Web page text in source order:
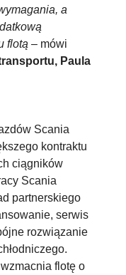
a
flotą – mówi
Paula
Scania
kontraktu
ciągników
Scania
partnerskiego
serwis
rozwiązanie
flotę o